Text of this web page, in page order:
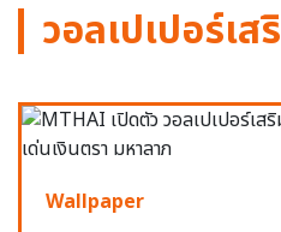
วอลเปเปอร์เ
Wallpaper